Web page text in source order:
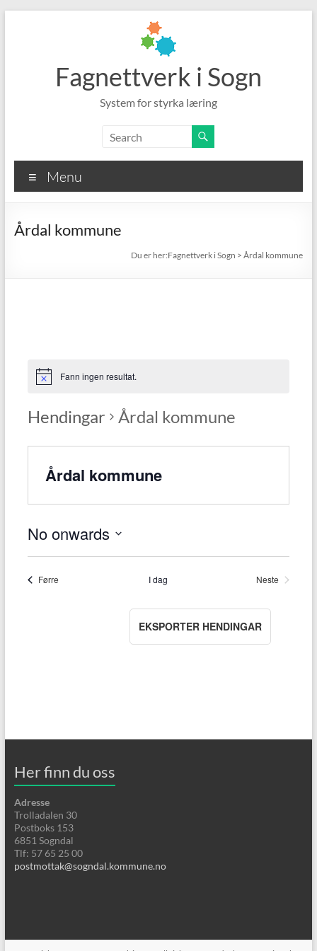
Fagnettverk i Sogn
System for styrka læring
Menu
Årdal kommune
Fagnettverk i Sogn >Årdal kommune
Fann ingen resultat.
Hendingar Årdal kommune
Årdal kommune
No onwards
l
Førre I dag
Neste
Her finn du oss
Adresse
Trolladalen 30
Postboks 153
6851 Sogndal
Tlf: 57 65 25 00
postmottak@sogndal.kommune.no